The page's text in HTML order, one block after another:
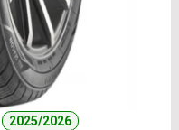
2025/2026